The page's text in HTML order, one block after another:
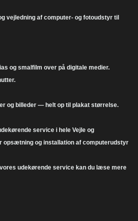
vejledning af computer- og fotoudstyr til
og smalfilm over på digitale medier.
og billeder — helt op til plakat størrelse.
service i hele Vejle og
opsætning og installation af computerudstyr
udekørende service kan du læse mere